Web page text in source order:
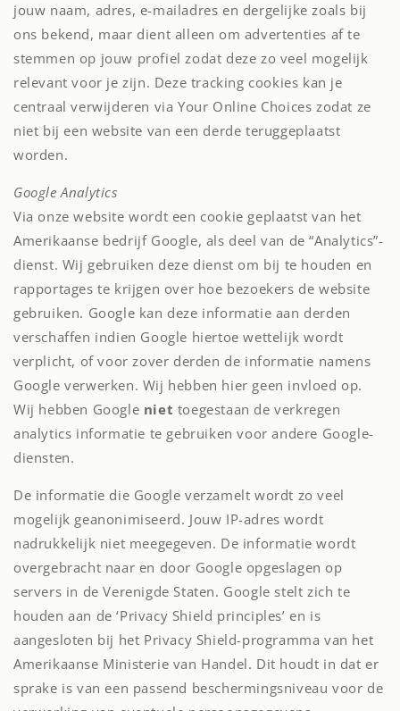
jouw naam, adres, e-mailadres en dergelijke zoals bij
ons bekend, maar dient alleen om advertenties af te
stemmen op jouw profiel zodat deze zo veel mogelijk
relevant voor je zijn. Deze tracking cookies kan je
centraal verwijderen via Your Online Choices zodat ze
niet bij een website van een derde teruggeplaatst
worden.
Google Analytics
Via onze website wordt een cookie geplaatst van het
Amerikaanse bedrijf Google, als deel van de “Analytics”-
dienst. Wij gebruiken deze dienst om bij te houden en
rapportages te krijgen over hoe bezoekers de website
gebruiken. Google kan deze informatie aan derden
verschaffen indien Google hiertoe wettelijk wordt
verplicht, of voor zover derden de informatie namens
Google verwerken. Wij hebben hier geen invloed op.
Wij hebben Google niet toegestaan de verkregen
analytics informatie te gebruiken voor andere Google-
diensten.
De informatie die Google verzamelt wordt zo veel
mogelijk geanonimiseerd. Jouw IP-adres wordt
nadrukkelijk niet meegegeven. De informatie wordt
overgebracht naar en door Google opgeslagen op
servers in de Verenigde Staten. Google stelt zich te
houden aan de ‘Privacy Shield principles’ en is
aangesloten bij het Privacy Shield-programma van het
Amerikaanse Ministerie van Handel. Dit houdt in dat er
sprake is van een passend beschermingsniveau voor de